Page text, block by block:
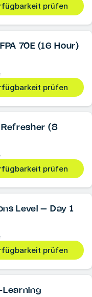
prüfen
70E (16 Hour)
prüfen
Refresher (8
prüfen
Level – Day 1
prüfen
Learning